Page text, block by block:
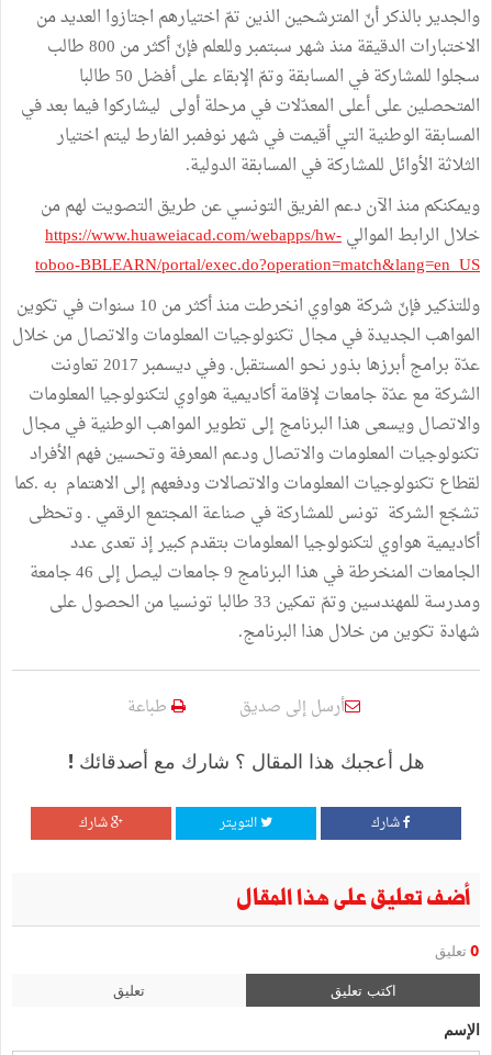
والجدير بالذكر أنّ المترشحين الذين تمّ اختيارهم اجتازوا العديد من
الاختبارات الدقيقة منذ شهر سبتمبر وللعلم فإنّ أكثر من 800 طالب
سجلوا للمشاركة في المسابقة وتمّ الإبقاء على أفضل 50 طالبا
المتحصلين على أعلى المعدّلات في مرحلة أولى ليشاركوا فيما بعد في
المسابقة الوطنية التي أقيمت في شهر نوفمبر الفارط ليتم اختيار
الثلاثة الأوائل للمشاركة في المسابقة الدولية.
ويمكنكم منذ الآن دعم الفريق التونسي عن طريق التصويت لهم من
خلال الرابط المواليhttps://www.huaweiacad.com/webapps/hw-
toboo-BBLEARN/portal/exec.do?operation=match&lang=en_US
وللتذكير فإنّ شركة هواوي انخرطت منذ أكثر من 10 سنوات في تكوين
المواهب الجديدة في مجال تكنولوجيات المعلومات والاتصال من خلال
عدّة برامج أبرزها بذور نحو المستقبل. وفي ديسمبر 2017 تعاونت
الشركة مع عدّة جامعات لإقامة أكاديمية هواوي لتكنولوجيا المعلومات
والاتصال ويسعى هذا البرنامج إلى تطوير المواهب الوطنية في مجال
تكنولوجيات المعلومات والاتصال ودعم المعرفة وتحسين فهم الأفراد
لقطاع تكنولوجيات المعلومات والاتصالات ودفعهم إلى الاهتمام به .كما
تشجّع الشركة تونس للمشاركة في صناعة المجتمع الرقمي . وتحظى
أكاديمية هواوي لتكنولوجيا المعلومات بتقدم كبير إذ تعدى عدد
الجامعات المنخرطة في هذا البرنامج 9 جامعات ليصل إلى 46 جامعة
ومدرسة للمهندسين وتمّ تمكين 33 طالبا تونسيا من الحصول على
شهادة تكوين من خلال هذا البرنامج.
أرسل إلى صديق طباعة
هل أعجبك هذا المقال ؟ شارك مع أصدقائك !
شارك التويتر شارك
أضف تعليق على هذا المقال
0 تعليق
اكتب تعليق تعليق
الإسم